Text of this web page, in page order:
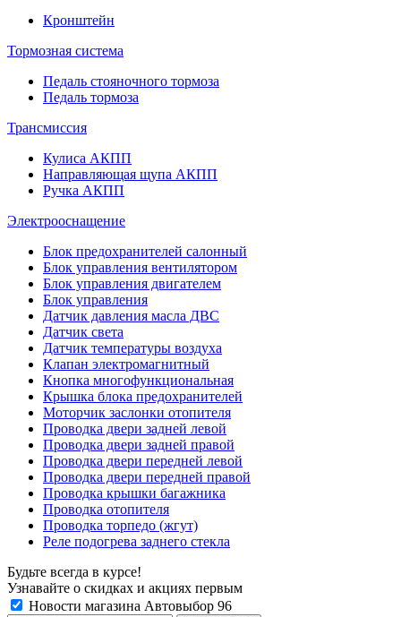
Кронштейн
Тормозная система
Педаль стояночного тормоза
Педаль тормоза
Трансмиссия
Кулиса АКПП
Направляющая щупа АКПП
Ручка АКПП
Электрооснащение
Блок предохранителей салонный
Блок управления вентилятором
Блок управления двигателем
Блок управления
Датчик давления масла ДВС
Датчик света
Датчик температуры воздуха
Клапан электромагнитный
Кнопка многофункциональная
Крышка блока предохранителей
Моторчик заслонки отопителя
Проводка двери задней левой
Проводка двери задней правой
Проводка двери передней левой
Проводка двери передней правой
Проводка крышки багажника
Проводка отопителя
Проводка торпедо (жгут)
Реле подогрева заднего стекла
Будьте всегда в курсе!
Узнавайте о скидках и акциях первым
Новости магазина Автовыбор 96